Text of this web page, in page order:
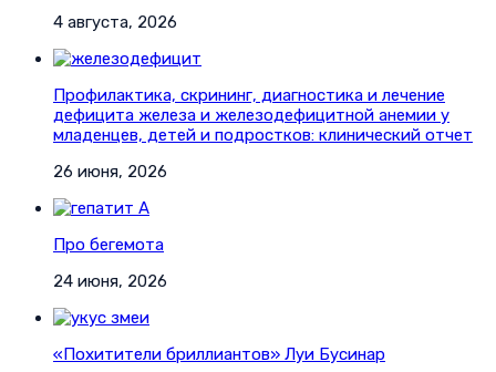
4 августа, 2026
Профилактика, скрининг, диагностика и лечение
дефицита железа и железодефицитной анемии у
младенцев, детей и подростков: клинический отчет
26 июня, 2026
Про бегемота
24 июня, 2026
«Похитители бриллиантов» Луи Бусинар